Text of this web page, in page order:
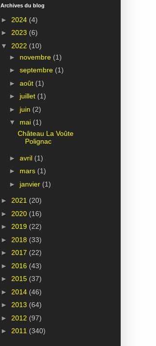
Archives du blog
► 2024 (4)
► 2023 (6)
▼ 2022 (10)
► novembre (1)
► septembre (1)
► août (1)
► juillet (1)
► juin (2)
▼ mai (1)
Château La Voûte
Polignac
► avril (1)
► mars (1)
► janvier (1)
► 2021 (20)
► 2020 (16)
► 2019 (22)
► 2018 (33)
► 2017 (22)
► 2016 (43)
► 2015 (37)
► 2014 (46)
► 2013 (64)
► 2012 (97)
► 2011 (340)